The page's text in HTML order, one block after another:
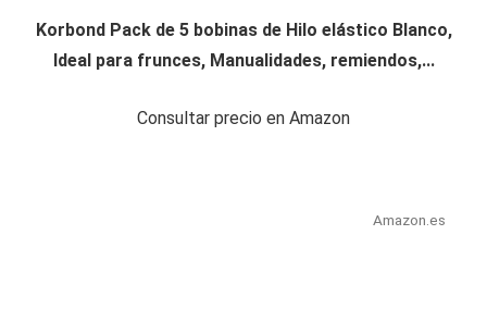
Korbond Pack de 5 bobinas de Hilo elástico Blanco,
Ideal para frunces, Manualidades, remiendos,...
Consultar precio en Amazon
Amazon.es